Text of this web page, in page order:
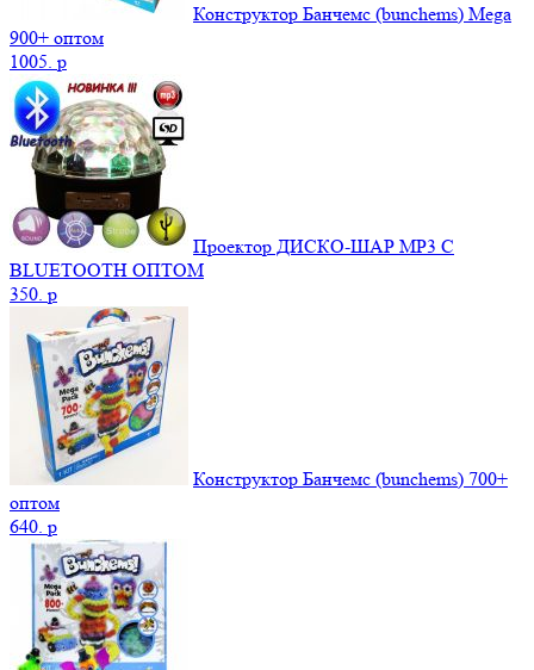
Конструктор Банчемс (bunchems) Mega
900+ оптом
1005. p
Проектор ДИСКО-ШАР MP3 С
BLUETOOTH ОПТОМ
350. p
Конструктор Банчемс (bunchems) 700+
оптом
640. p